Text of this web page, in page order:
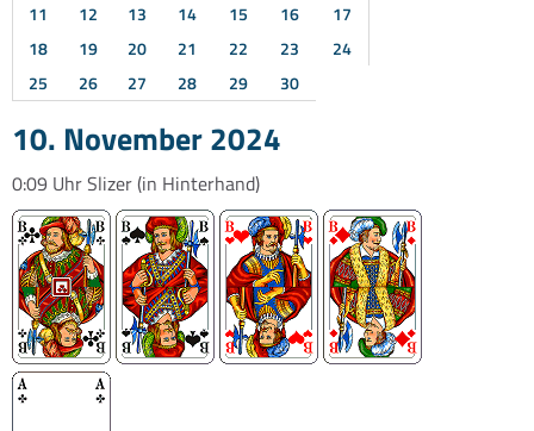
11
12 13 14 15 16
17
18
19 20 21 22 23
24
25
26 27 28 29 30
10. November 2024
0:09 UhrSlizer(in Hinterhand)